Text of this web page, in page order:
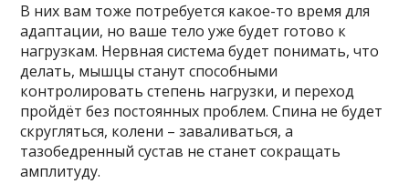
В них вам тоже потребуется какое-то время для
адаптации, но ваше тело уже будет готово к
нагрузкам. Нервная система будет понимать, что
делать, мышцы станут способными
контролировать степень нагрузки, и переход
пройдёт без постоянных проблем. Спина не будет
скругляться, колени – заваливаться, а
тазобедренный сустав не станет сокращать
амплитуду.